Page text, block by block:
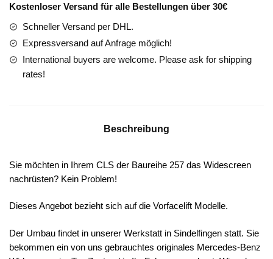
Menge
Kostenloser Versand für alle Bestellungen über 30€
Schneller Versand per DHL.
Expressversand auf Anfrage möglich!
International buyers are welcome. Please ask for shipping
rates!
Beschreibung
Sie möchten in Ihrem CLS der Baureihe 257 das Widescreen
nachrüsten? Kein Problem!
Dieses Angebot bezieht sich auf die Vorfacelift Modelle.
Der Umbau findet in unserer Werkstatt in Sindelfingen statt. Sie
bekommen ein von uns gebrauchtes originales Mercedes-Benz